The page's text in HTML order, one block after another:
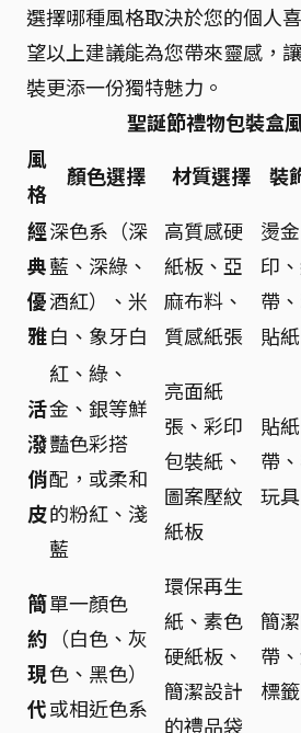
選擇哪種風格取決於您的個人
望以上建議能為您帶來靈感，
裝更添一份獨特魅力。
聖誕節禮物包裝盒
風
格
顏色選擇 材質選擇 裝
經
典
優
雅
深色系（深
藍、深綠、
酒紅）、米
白、象牙白
高質感硬
紙板、亞
麻布料、
質感紙張
燙
印
帶
貼紙
活
潑
俏
皮
紅、綠、
金、銀等鮮
豔色彩搭
配，或柔和
的粉紅、淺
藍
亮面紙
張、彩印
包裝紙、
圖案壓紋
紙板
貼
帶
玩具
簡
約
現
代
單一顏色
（白色、灰
色、黑色）
或相近色系
環保再生
紙、素色
硬紙板、
簡潔設計
的禮品袋
簡
帶
標籤